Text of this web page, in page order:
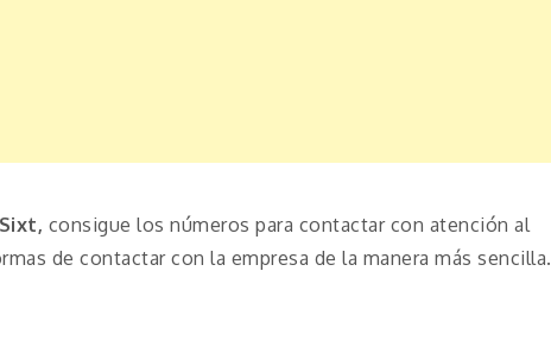
consigue los números para contactar con atención al
de contactar con la empresa de la manera más sencilla.